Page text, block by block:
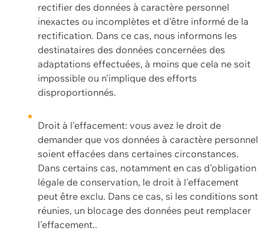
rectifier des données à caractère personnel
inexactes ou incomplètes et d'être informé de la
rectification. Dans ce cas, nous informons les
destinataires des données concernées des
adaptations effectuées, à moins que cela ne soit
impossible ou n'implique des efforts
disproportionnés.
Droit à l'effacement: vous avez le droit de
demander que vos données à caractère personnel
soient effacées dans certaines circonstances.
Dans certains cas, notamment en cas d'obligation
légale de conservation, le droit à l'effacement
peut être exclu. Dans ce cas, si les conditions sont
réunies, un blocage des données peut remplacer
l'effacement..